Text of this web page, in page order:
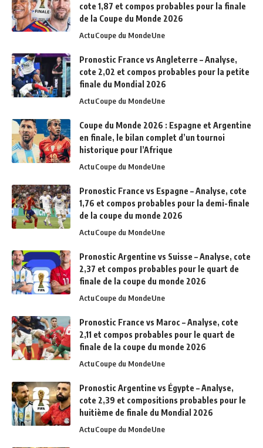
cote 1,87 et compos probables pour la finale
de la Coupe du Monde 2026
ActuCoupe du MondeUne
Pronostic France vs Angleterre – Analyse,
cote 2,02 et compos probables pour la petite
finale du Mondial 2026
ActuCoupe du MondeUne
Coupe du Monde 2026 : Espagne et Argentine
en finale, le bilan complet d’un tournoi
historique pour l’Afrique
ActuCoupe du MondeUne
Pronostic France vs Espagne – Analyse, cote
1,76 et compos probables pour la demi-finale
de la coupe du monde 2026
ActuCoupe du MondeUne
Pronostic Argentine vs Suisse – Analyse, cote
2,37 et compos probables pour le quart de
finale de la coupe du monde 2026
ActuCoupe du MondeUne
Pronostic France vs Maroc – Analyse, cote
2,11 et compos probables pour le quart de
finale de la coupe du monde 2026
ActuCoupe du MondeUne
Pronostic Argentine vs Égypte – Analyse,
cote 2,39 et compositions probables pour le
huitième de finale du Mondial 2026
ActuCoupe du MondeUne